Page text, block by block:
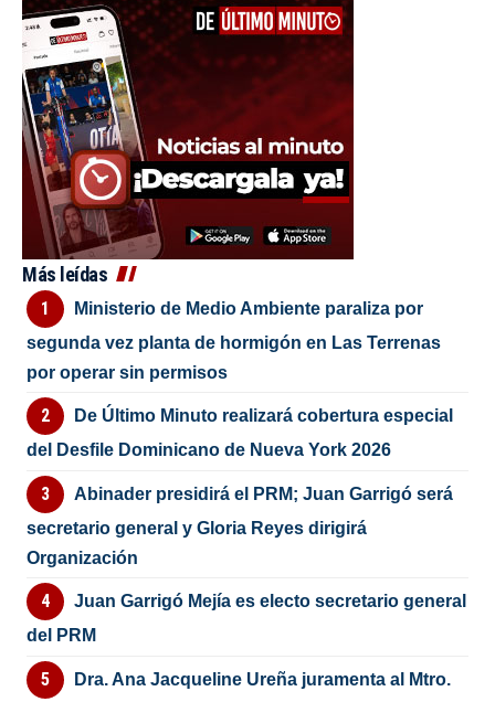
Más leídas
Ministerio de Medio Ambiente paraliza por
segunda vez planta de hormigón en Las Terrenas
por operar sin permisos
De Último Minuto realizará cobertura especial
del Desfile Dominicano de Nueva York 2026
Abinader presidirá el PRM; Juan Garrigó será
secretario general y Gloria Reyes dirigirá
Organización
Juan Garrigó Mejía es electo secretario general
del PRM
Dra. Ana Jacqueline Ureña juramenta al Mtro.